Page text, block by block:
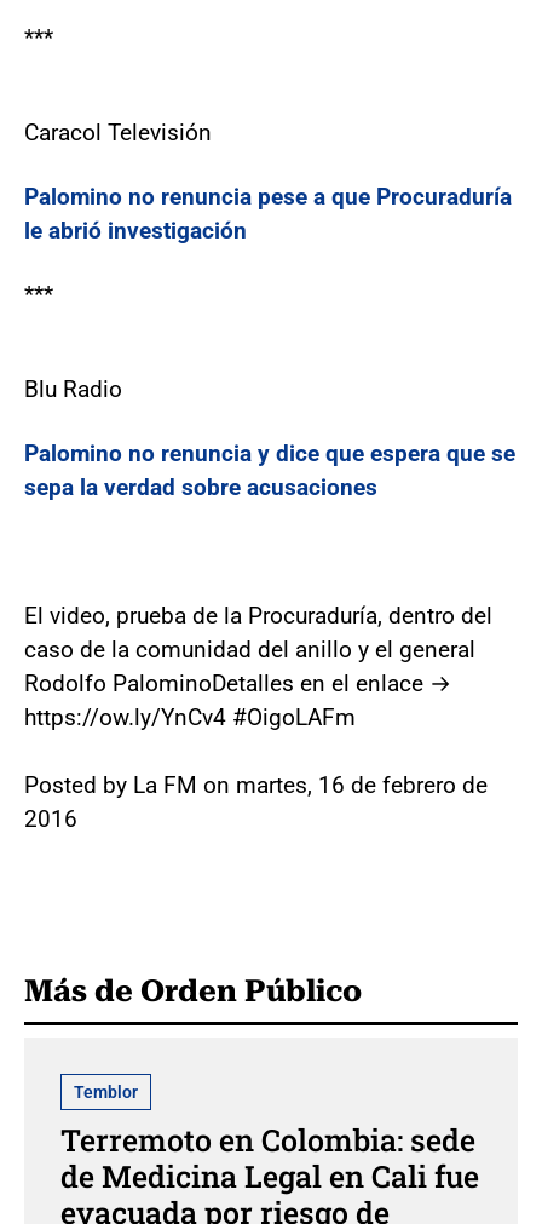
***
Caracol Televisión
Palomino no renuncia pese a que Procuraduría
le abrió investigación
***
Blu Radio
Palomino no renuncia y dice que espera que se
sepa la verdad sobre acusaciones
El video, prueba de la Procuraduría, dentro del
caso de la comunidad del anillo y el general
Rodolfo PalominoDetalles en el enlace →
https://ow.ly/YnCv4 #OigoLAFm
Posted by La FM on martes, 16 de febrero de
2016
Más de Orden Público
Temblor
Terremoto en Colombia: sede
de Medicina Legal en Cali fue
evacuada por riesgo de